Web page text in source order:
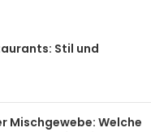
Stil und
Mischgewebe: Welche